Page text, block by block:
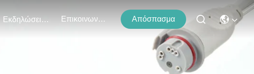
Εκδηλώσεις Επικοινωνήστε Μαζί Μας Απόσπασμα